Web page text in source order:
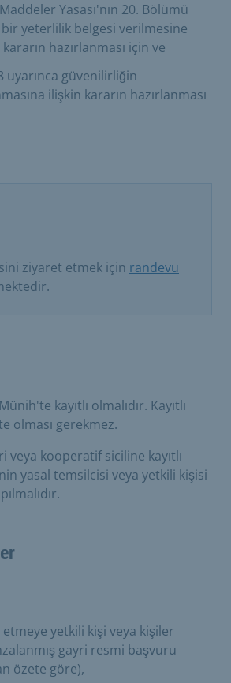
Yasası'nın 20. Bölümü
bir yeterlilik belgesi verilmesine
hazırlanması için ve
uyarınca güvenilirliğin
ilişkin kararın hazırlanması
ziyaret etmek için randevu
kayıtlı olmalıdır. Kayıtlı
olması gerekmez.
veya kooperatif siciline kayıtlı
yasal temsilcisi veya yetkili kişisi
yetkili kişi veya kişiler
gayri resmi başvuru
özete göre),